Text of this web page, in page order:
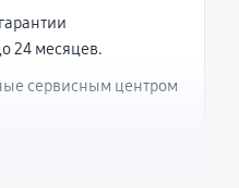
24 месяцев.
сервисным центром